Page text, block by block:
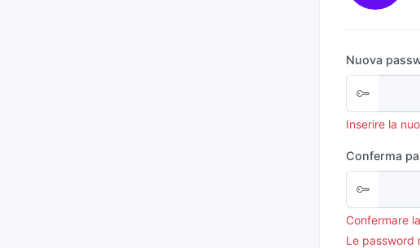
Nuova
Inserire la
Conferma
Confermare
Le password